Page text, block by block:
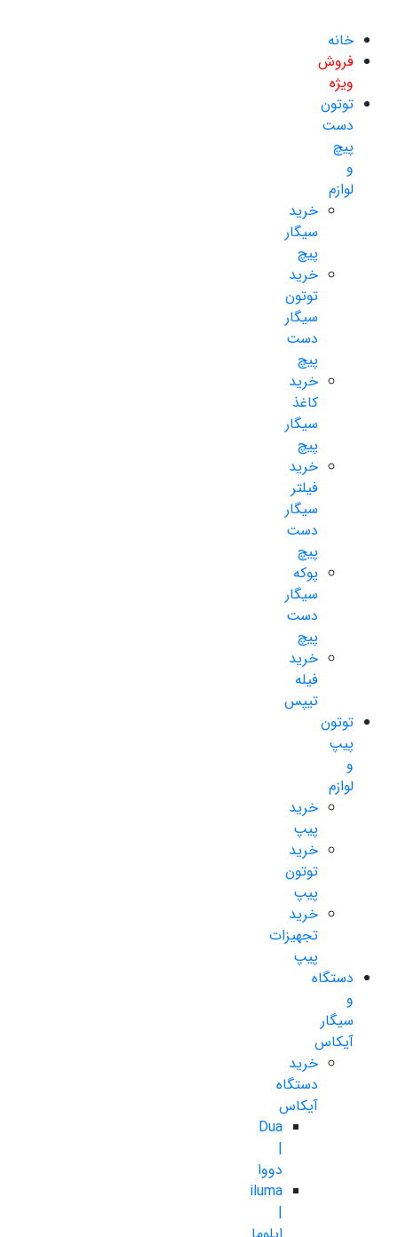
خانه
فروش
ویژه
توتون
دست
پیچ
و
لوازم
خرید
سیگار
پیچ
خرید
توتون
سیگار
دست
پیچ
خرید
کاغذ
سیگار
پیچ
خرید
فیلتر
سیگار
دست
پیچ
پوکه
سیگار
دست
پیچ
خرید
فیله
تیپس
توتون
پیپ
و
لوازم
خرید
پیپ
خرید
توتون
پیپ
خرید
تجهیزات
پیپ
دستگاه
و
سیگار
آیکاس
خرید
دستگاه
آیکاس
Dua
|
دووا
iluma
|